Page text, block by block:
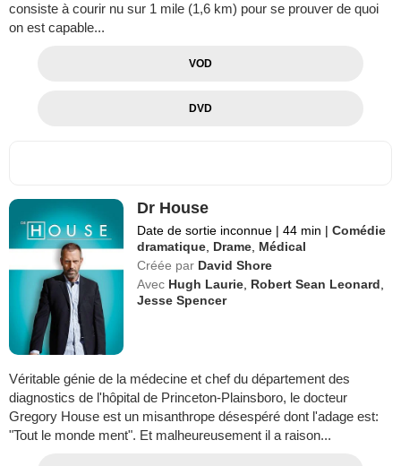
consiste à courir nu sur 1 mile (1,6 km) pour se prouver de quoi
on est capable...
VOD
DVD
Dr House
Date de sortie inconnue | 44 min | Comédie
dramatique Drame Médical
Créée par David Shore
Avec Hugh Laurie Robert Sean Leonard
Jesse Spencer
Véritable génie de la médecine et chef du département des
diagnostics de l'hôpital de Princeton-Plainsboro, le docteur
Gregory House est un misanthrope désespéré dont l'adage est:
"Tout le monde ment". Et malheureusement il a raison...